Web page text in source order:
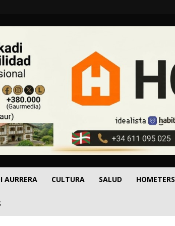
AURRERA CULTURA SALUD HOMETERS